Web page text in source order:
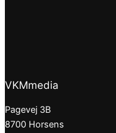
VKMmedia
Pagevej 3B
8700 Horsens